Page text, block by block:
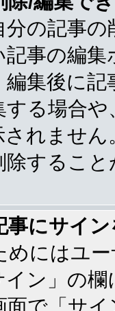
の記事
事の編
集後に
る場合
れませ
除するこ
事にサイ
めにはユ
ン」の
面で「サ